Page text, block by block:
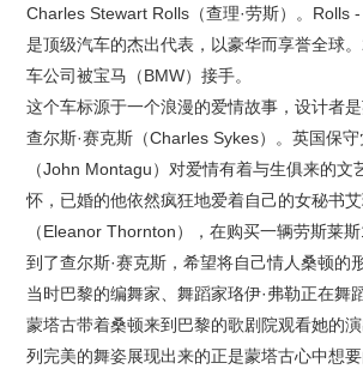
Charles Stewart Rolls（查理·劳斯）。Rolls
是顶级汽车的杰出代表，以豪华而享誉全球
车公司被宝马（BMW）接手。
这个车标源于一个浪漫的爱情故事，设计者
查尔斯·赛克斯（Charles Sykes）。英国保
（John Montagu）对爱情有着与生俱来的文
怀，已婚的他依然疯狂地爱着自己的女秘书
（Eleanor Thornton），在购买一辆劳斯莱
到了查尔斯·赛克斯，希望将自己情人桑顿的
当时巴黎的编舞家、舞蹈家珞伊·弗勒正在舞
蒙塔古带着桑顿来到巴黎的歌剧院观看她的
列完美的舞姿展现出来的正是蒙塔古心中想